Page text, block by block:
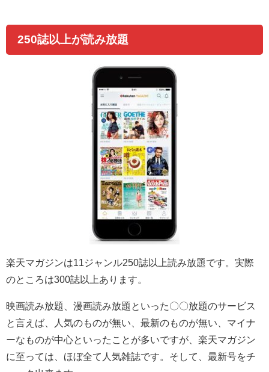
250誌以上が読み放題
楽天マガジンは11ジャンル250誌以上読み放題です。実際
のところは300誌以上あります。
映画読み放題、漫画読み放題といった〇〇放題のサービス
と言えば、人気のものが無い、最新のものが無い、マイナ
ーなものが中心といったことが多いですが、楽天マガジン
に至っては、ほぼ全て人気雑誌です。そして、最新号をチ